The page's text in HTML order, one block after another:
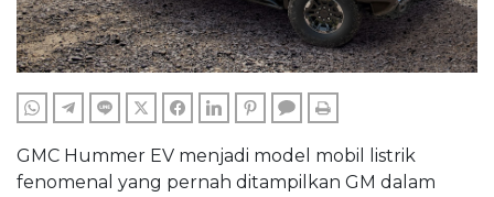
WHATSAPPTELEGRAM
LINE TWITTERFACEBOOKLINKEDINPINTERESTCOMMENTS
GMC Hummer EV menjadi model mobil listrik
fenomenal yang pernah ditampilkan GM dalam